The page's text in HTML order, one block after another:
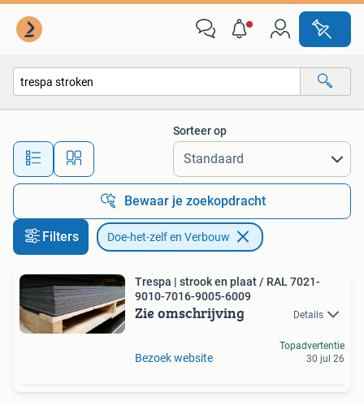
Alle afstanden…
Sorteer op
Bewaar je zoekopdracht
Filters Doe-het-zelf en Verbouw
Trespa | strook en plaat / RAL 7021-
9010-7016-9005-6009
Zie omschrijving Details
Bezoek website
Topadvertentie
30 jul 26